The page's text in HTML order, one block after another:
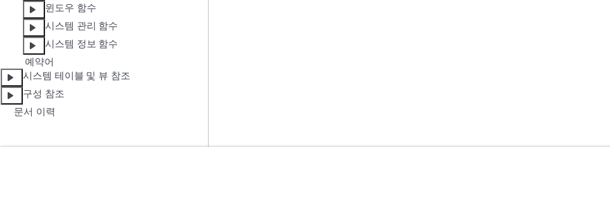
윈도우 함수
시스템 관리 함수
시스템 정보 함수
예약어
시스템 테이블 및 뷰 참조
구성 참조
문서 이력